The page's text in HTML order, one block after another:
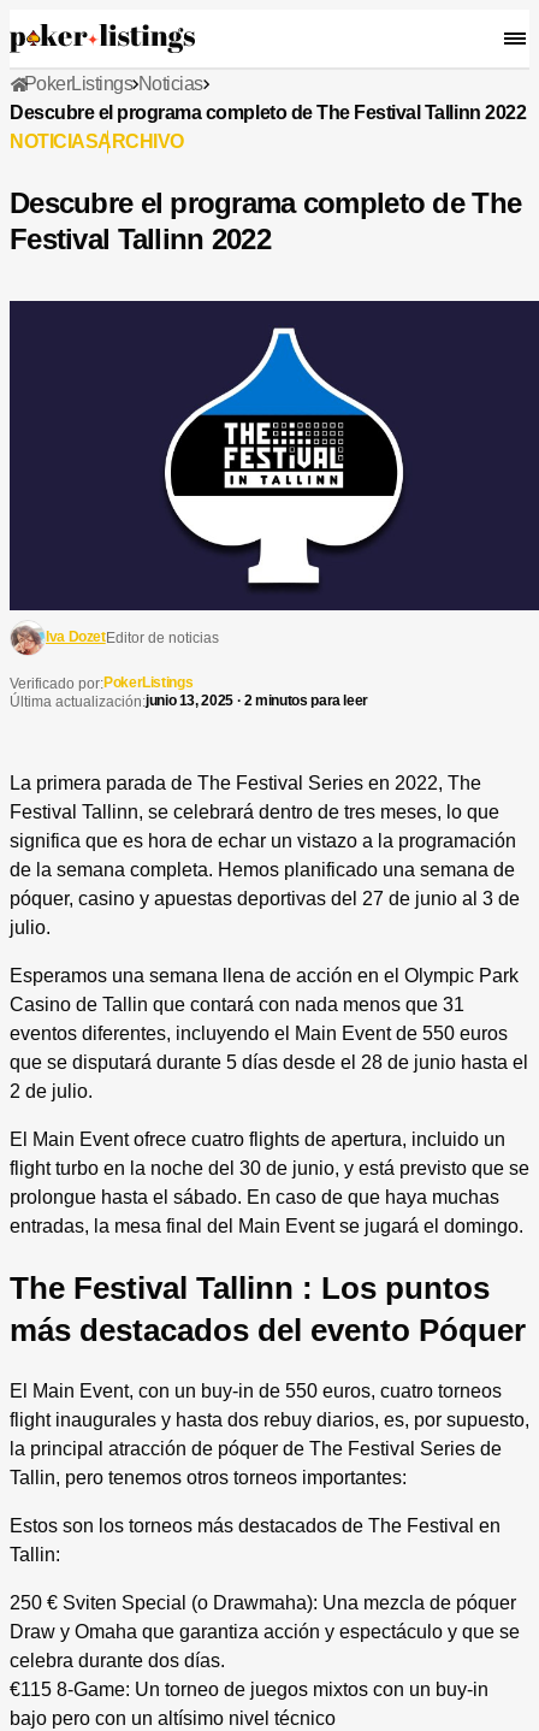
PokerListings Noticias
Descubre el programa completo de The Festival Tallinn 2022
NOTICIASARCHIVO
Descubre el programa completo de The
Festival Tallinn 2022
Iva DozetEditor de noticias
Verificado por:PokerListings
Última actualización:junio 13, 2025 · 2 minutos para leer
La primera parada de The Festival Series en 2022, The
Festival Tallinn, se celebrará dentro de tres meses, lo que
significa que es hora de echar un vistazo a la programación
de la semana completa. Hemos planificado una semana de
póquer, casino y apuestas deportivas del 27 de junio al 3 de
julio.
Esperamos una semana llena de acción en el Olympic Park
Casino de Tallin que contará con nada menos que 31
eventos diferentes, incluyendo el Main Event de 550 euros
que se disputará durante 5 días desde el 28 de junio hasta el
2 de julio.
El Main Event ofrece cuatro flights de apertura, incluido un
flight turbo en la noche del 30 de junio, y está previsto que se
prolongue hasta el sábado. En caso de que haya muchas
entradas, la mesa final del Main Event se jugará el domingo.
The Festival Tallinn : Los puntos
más destacados del evento Póquer
El Main Event, con un buy-in de 550 euros, cuatro torneos
flight inaugurales y hasta dos rebuy diarios, es, por supuesto,
la principal atracción de póquer de The Festival Series de
Tallin, pero tenemos otros torneos importantes:
Estos son los torneos más destacados de The Festival en
Tallin:
250 € Sviten Special (o Drawmaha): Una mezcla de póquer
Draw y Omaha que garantiza acción y espectáculo y que se
celebra durante dos días.
€115 8-Game: Un torneo de juegos mixtos con un buy-in
bajo pero con un altísimo nivel técnico